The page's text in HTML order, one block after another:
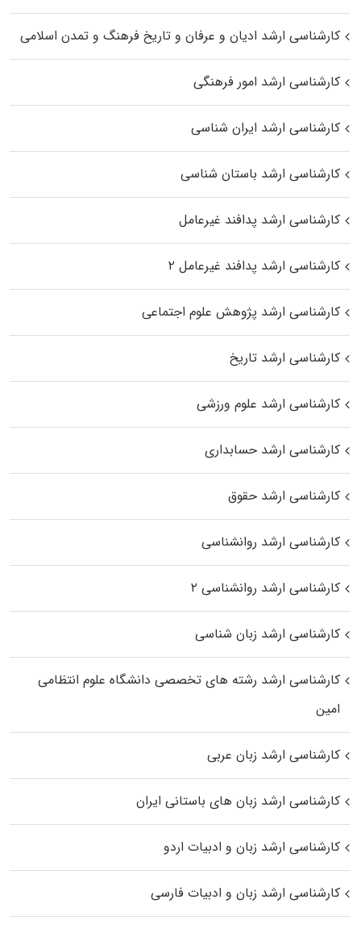
کارشناسی ارشد ادیان و عرفان و تاریخ فرهنگ و تمدن اسلامی
کارشناسی ارشد امور فرهنگی
کارشناسی ارشد ایران شناسی
کارشناسی ارشد باستان شناسی
کارشناسی ارشد پدافند غیرعامل
کارشناسی ارشد پدافند غیرعامل ۲
کارشناسی ارشد پژوهش علوم اجتماعی
کارشناسی ارشد تاریخ
کارشناسی ارشد علوم ورزشی
کارشناسی ارشد حسابداری
کارشناسی ارشد حقوق
کارشناسی ارشد روانشناسی
کارشناسی ارشد روانشناسی ۲
کارشناسی ارشد زبان شناسی
کارشناسی ارشد رﺷﺘﻪ ﻫﺎی تخصصی داﻧﺸﮕﺎه ﻋﻠﻮم انتظامی
اﻣﻴﻦ
کارشناسی ارشد زبان عربی
کارشناسی ارشد زبان‌ های باستانی ایران
کارشناسی ارشد زبان و ادبیات اردو
کارشناسی ارشد زبان و ادبیات فارسی